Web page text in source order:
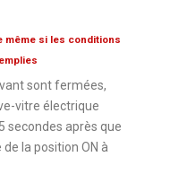
même si les conditions
sont fermées,
vitre électrique
secondes après que
la position ON à